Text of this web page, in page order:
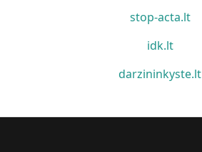
stop-acta.lt
idk.lt
darzininkyste.lt